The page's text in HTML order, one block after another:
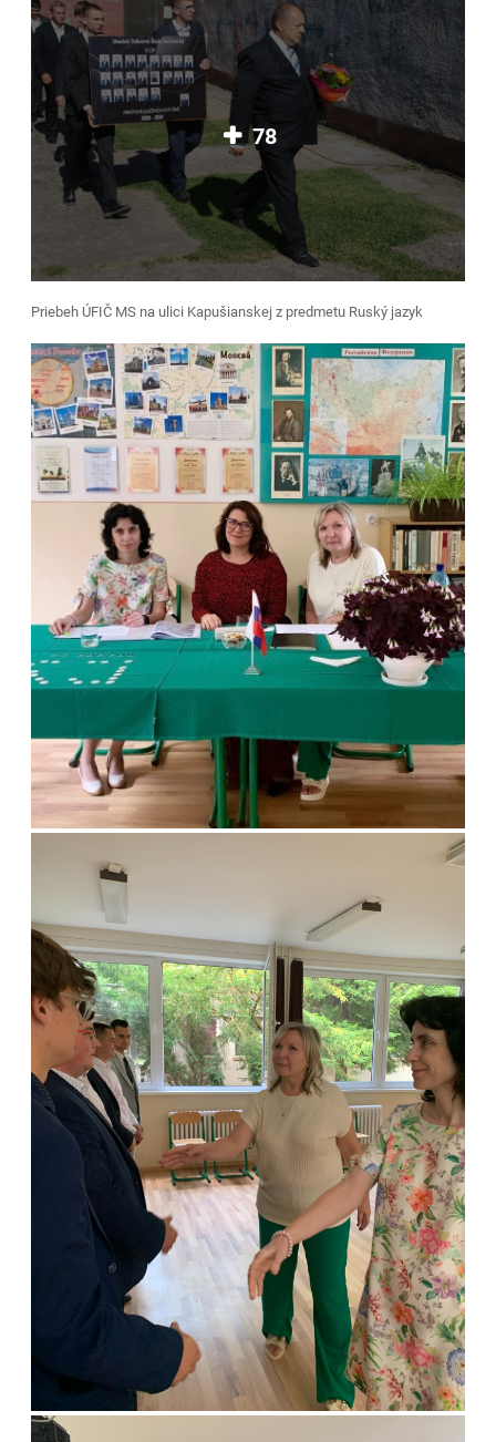
78
Priebeh ÚFIČ MS na ulici Kapušianskej z predmetu Ruský jazyk